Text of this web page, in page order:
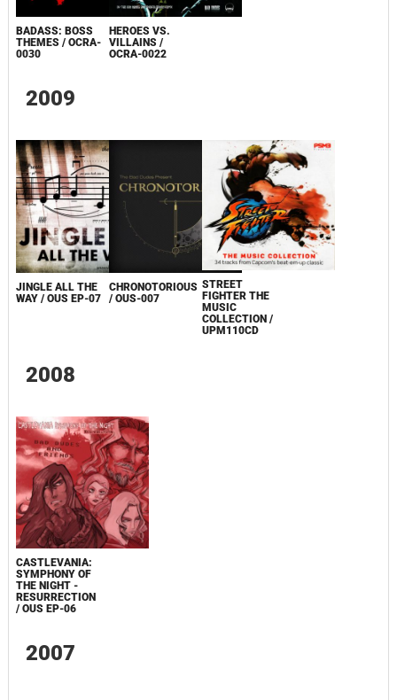
BADASS: BOSS
THEMES / OCRA-
0030
HEROES VS.
VILLAINS /
OCRA-0022
2009
JINGLE ALL THE
WAY / OUS EP-07
CHRONOTORIOUS
/ OUS-007
STREET
FIGHTER THE
MUSIC
COLLECTION /
UPM110CD
2008
CASTLEVANIA:
SYMPHONY OF
THE NIGHT -
RESURRECTION
/ OUS EP-06
2007